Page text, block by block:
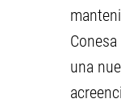
una